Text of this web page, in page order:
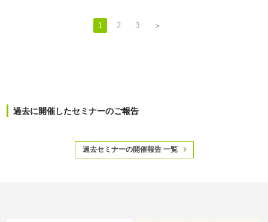
1 2 3 ＞
過去に開催したセミナーのご報告
過去セミナーの開催報告 一覧